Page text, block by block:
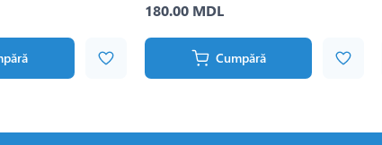
180.00 MDL
Cumpără